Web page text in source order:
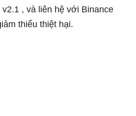
, và liên hệ với Binance
thiểu thiệt hại.